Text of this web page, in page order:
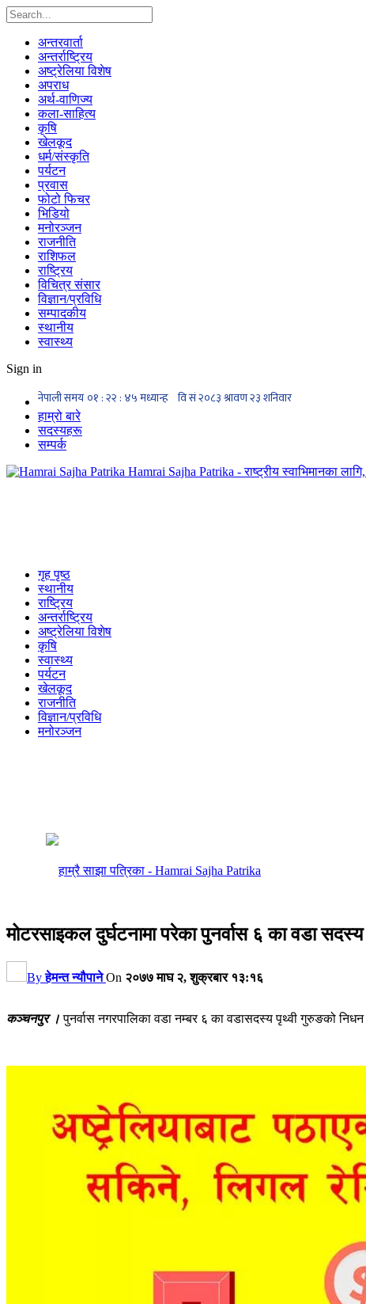
अन्तरवार्ता
अन्तर्राष्ट्रिय
अष्ट्रेलिया विशेष
अपराध
अर्थ-वाणिज्य
कला-साहित्य
कृषि
खेलकूद
धर्म/संस्कृति
पर्यटन
प्रवास
फोटो फिचर
भिडियो
मनोरञ्जन
राजनीति
राशिफल
राष्ट्रिय
विचित्र संसार
विज्ञान/प्रविधि
सम्पादकीय
स्थानीय
स्वास्थ्य
Sign in
हाम्रो बारे
सदस्यहरू
सम्पर्क
Hamrai Sajha Patrika - राष्ट्रीय स्वाभिमानका
गृह पृष्ठ
स्थानीय
राष्ट्रिय
अन्तर्राष्ट्रिय
अष्ट्रेलिया विशेष
कृषि
स्वास्थ्य
पर्यटन
खेलकूद
राजनीति
विज्ञान/प्रविधि
मनोरञ्जन
मोटरसाइकल दुर्घटनामा परेका पुनर्वास ६ का वडा
Byहेमन्त न्यौपाने On २०७७ माघ २, शुक्रबार १३:१६
कञ्चनपुर । पुनर्वास नगरपालिका वडा नम्बर ६ का वडासदस्य पृथ्वी गुरुङको